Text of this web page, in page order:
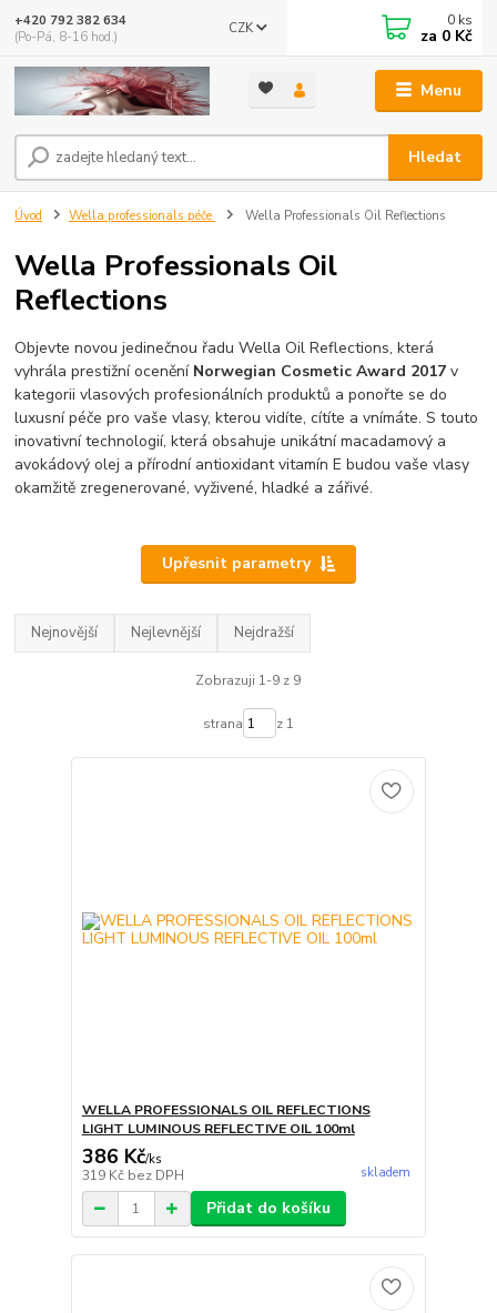
Menu
CZK
Hledat
+420 792 382 634
(Po-Pá, 8-16 hod.)
0 ks
za 0 Kč
Úvod Wella professionals péče Wella Professionals Oil Reflections
Wella Professionals Oil
Reflections
Objevte novou jedinečnou řadu Wella Oil Reflections, která
vyhrála prestižní ocenění Norwegian Cosmetic Award 2017 v
kategorii vlasových profesionálních produktů a ponořte se do
luxusní péče pro vaše vlasy, kterou vidíte, cítíte a vnímáte. S touto
inovativní technologií, která obsahuje unikátní macadamový a
avokádový olej a přírodní antioxidant vitamín E budou vaše vlasy
okamžitě zregenerované, vyživené, hladké a zářivé.
Upřesnit parametry
Nejnovější Nejlevnější Nejdražší
Zobrazuji 1-9 z 9
strana z 1
WELLA PROFESSIONALS OIL REFLECTIONS
LIGHT LUMINOUS REFLECTIVE OIL 100ml
386 Kč/ks
319 Kč bez DPH skladem
Přidat do košíku